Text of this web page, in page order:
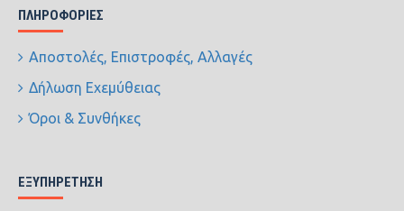
ΠΛΗΡΟΦΟΡΊΕΣ
Αποστολές, Επιστροφές, Αλλαγές
Δήλωση Εχεμύθειας
Όροι & Συνθήκες
ΕΞΥΠΗΡΈΤΗΣΗ